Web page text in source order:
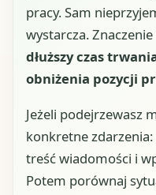
pracy. Sam
wystarcza.
dłuższy czas
obniżenia pozycji
Jeżeli podejrzewasz
konkretne
treść wiadomości i
Potem porównaj